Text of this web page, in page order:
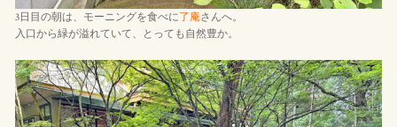
3日目の朝は、モーニングを食べに了庵さんへ。
入口から緑が溢れていて、とっても自然豊か。